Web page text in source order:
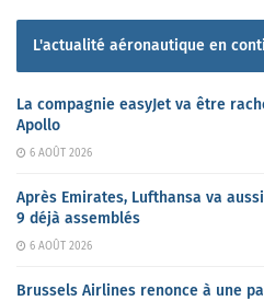
L'actualité aéronautique en
La compagnie easyJet va être
Apollo
6 AOÛT 2026
Après Emirates, Lufthansa va
9 déjà assemblés
6 AOÛT 2026
Brussels Airlines renonce à une